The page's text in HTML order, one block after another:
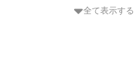
にぎり／ハムサンド
査や取調べに得意の知識と情
全て表示する